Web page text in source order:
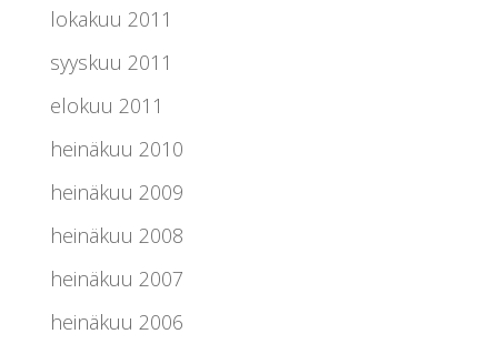
lokakuu 2011
syyskuu 2011
elokuu 2011
heinäkuu 2010
heinäkuu 2009
heinäkuu 2008
heinäkuu 2007
heinäkuu 2006